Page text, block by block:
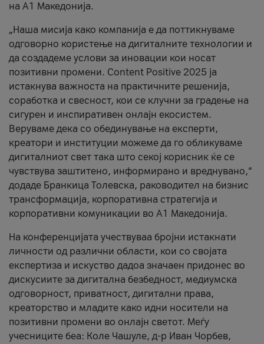
на А1 Македонија.
„Наша мисија како компанија е да поттикнуваме
одговорно користење на дигиталните технологии и
да создадеме услови за иновации кои носат
позитивни промени. Content Positive 2025 ја
истакнува важноста на практичните решенија,
соработка и свесност, кои се клучни за градење на
сигурен и инспиративен онлајн екосистем.
Веруваме дека со обединување на експерти,
креатори и институции можеме да го обликуваме
дигиталниот свет така што секој корисник ќе се
чувствува заштитено, информирано и вреднувано,“
додаде Бранкица Толевска, раководител на бизнис
трансформација, корпоративна стратегија и
корпоративни комуникации во А1 Македонија.
На конференцијата учествуваа бројни истакнати
личности од различни области, кои со својата
експертиза и искуство дадоа значаен придонес во
дискусиите за дигитална безбедност, медиумска
одговорност, приватност, дигитални права,
креаторство и младите како идни носители на
позитивни промени во онлајн светот. Меѓу
учесниците беа: Коле Чашуле, д-р Иван Чорбев,